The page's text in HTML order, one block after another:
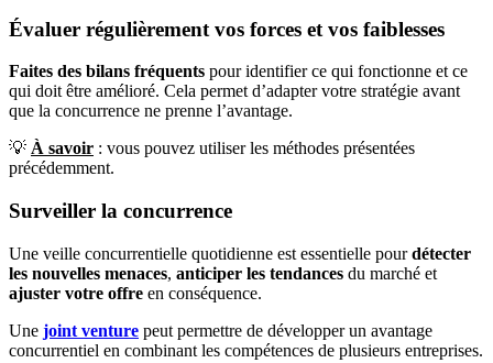
Évaluer régulièrement vos forces et vos faiblesses
Faites des bilans fréquents pour identifier ce qui fonctionne et ce
qui doit être amélioré. Cela permet d’adapter votre stratégie avant
que la concurrence ne prenne l’avantage.
💡 À savoir : vous pouvez utiliser les méthodes présentées
précédemment.
Surveiller la concurrence
Une veille concurrentielle quotidienne est essentielle pourdétecter
les nouvelles menaces, anticiper les tendances du marché et
ajuster votre offre en conséquence.
Une joint venture peut permettre de développer un avantage
concurrentiel en combinant les compétences de plusieurs entreprises.